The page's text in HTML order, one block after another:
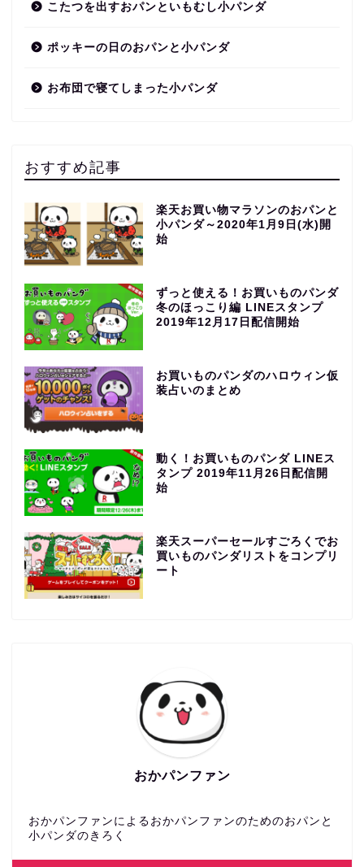
こたつを出すおパンといもむし小パンダ
ポッキーの日のおパンと小パンダ
お布団で寝てしまった小パンダ
おすすめ記事
楽天お買い物マラソンのおパンと
小パンダ～2020年1月9日(水)開
始
ずっと使える！お買いものパンダ
冬のほっこり編 LINEスタンプ
2019年12月17日配信開始
お買いものパンダのハロウィン仮
装占いのまとめ
動く！お買いものパンダ LINEス
タンプ 2019年11月26日配信開
始
楽天スーパーセールすごろくでお
買いものパンダリストをコンプリ
ート
おかパンファン
おかパンファンによるおかパンファンのためのおパンと
小パンダのきろく